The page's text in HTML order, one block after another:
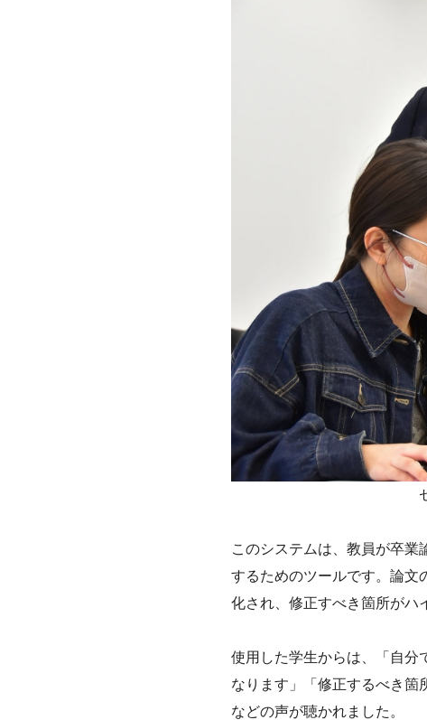
このシステムは、教員が卒業
するためのツールです。論文
化され、修正すべき箇所がハ
使用した学生からは、「自分
なります」「修正するべき箇
などの声が聴かれました。